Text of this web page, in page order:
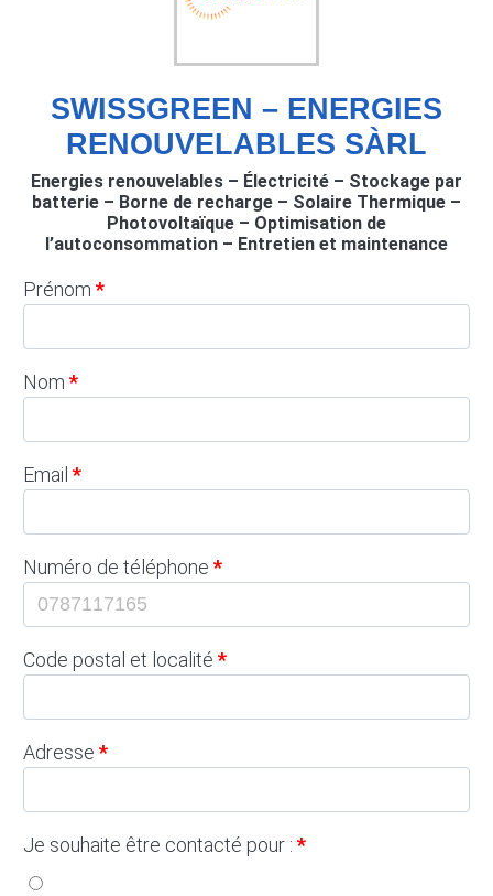
SWISSGREEN – ENERGIES
RENOUVELABLES SÀRL
Energies renouvelables – Électricité – Stockage par
batterie – Borne de recharge – Solaire Thermique –
Photovoltaïque – Optimisation de
l’autoconsommation – Entretien et maintenance
Prénom
Nom
Email
Numéro de téléphone
Code postal et localité
Adresse
Je souhaite être contacté pour :